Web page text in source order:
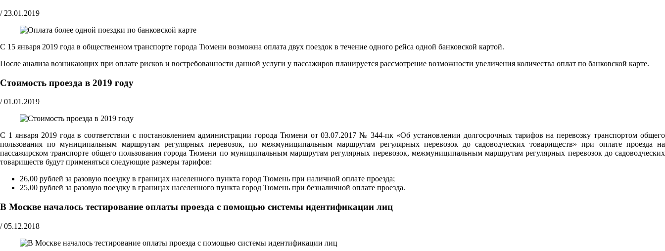
/ 23.01.2019
С 15 января 2019 года в общественном транспорте города Тюмени возможна оплата двух поездок в течение одного рейса одной банковской картой.
После анализа возникающих при оплате рисков и востребованности данной услуги у пассажиров планируется рассмотрение возможности увеличения количества оплат по банковской карте.
Стоимость проезда в 2019 году
/ 01.01.2019
С 1 января 2019 года в соответствии с постановлением администрации города Тюмени от 03.07.2017 № 344-пк «Об установлении долгосрочных тарифов на перевозку транспортом общего
пользования по муниципальным маршрутам регулярных перевозок, по межмуниципальным маршрутам регулярных перевозок до садоводческих товариществ» при оплате проезда на
пассажирском транспорте общего пользования города Тюмени по муниципальным маршрутам регулярных перевозок, межмуниципальным маршрутам регулярных перевозок до садоводческих
товариществ будут применяться следующие размеры тарифов:
26,00 рублей за разовую поездку в границах населенного пункта город Тюмень при наличной оплате проезда;
25,00 рублей за разовую поездку в границах населенного пункта город Тюмень при безналичной оплате проезда.
В Москве началось тестирование оплаты проезда с помощью системы идентификации лиц
/ 05.12.2018